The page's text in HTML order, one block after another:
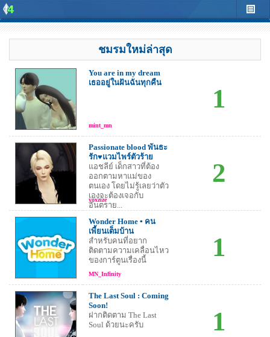
ชมรมใหม่ล่าสุด
You are in my dream
เธออยู่ในฝันฉันทุกคืน
mint_mn
1
Passionate blood พันธะ
รัก♥แวมไพร์ตัวร้าย
แอชลีย์ เด็กสาวที่ต้อง
ออกตามหาแม่ของ
ตนเอง โดยไม่รู้เลยว่าตัว
เองจะต้องเจอกับ
อันตราย...
yoxzize
2
Wonder Home ▪ คน
เพี้ยนเต็มบ้าน
สำหรับคนที่อยาก
ติดตามความเคลื่อนไหว
ของการ์ตูนเรื่องนี้
MN_Infinity
1
The Last Soul : Coming
Soon!
ฝากติดตาม The Last
Soul ด้วยนะครับ
1